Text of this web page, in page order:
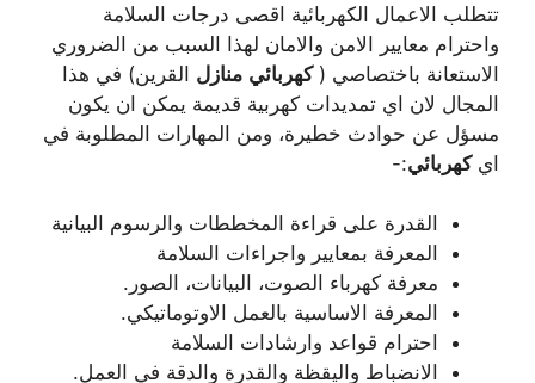
تتطلب الاعمال الكهربائية اقصى درجات السلامة
واحترام معايير الامن والامان لهذا السبب من الضروري
الاستعانة باختصاصي (كهربائي منازل القرين) في هذا
المجال لان اي تمديدات كهربية قديمة يمكن ان يكون
مسؤل عن حوادث خطيرة، ومن المهارات المطلوبة في
ايكهربائي:-
القدرة على قراءة المخططات والرسوم البيانية
المعرفة بمعايير واجراءات السلامة
معرفة كهرباء الصوت، البيانات، الصور.
المعرفة الاساسية بالعمل الاوتوماتيكي.
احترام قواعد وارشادات السلامة
الانضباط واليقظة والقدرة والدقة في العمل.